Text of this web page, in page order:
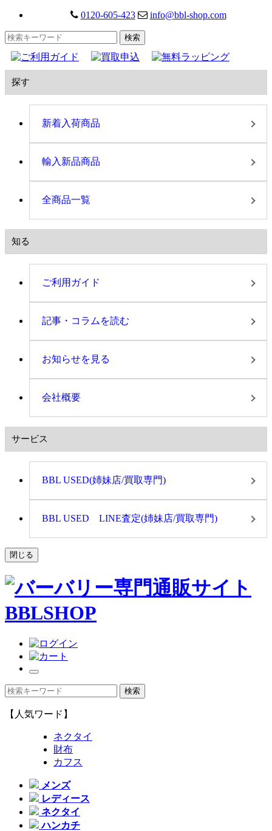
0120-605-423 info@bbl-shop.com
探す
新着入荷商品
輸入新品商品
全商品一覧
知る
ご利用ガイド
記事・コラムを読む
お知らせを見る
会社概要
サービス
BBL USED(姉妹店/買取専門)
BBL USED LINE査定(姉妹店/買取専門)
閉じる
【人気ワード】
ネクタイ
財布
カフス
メンズ
レディース
ネクタイ
ハンカチ